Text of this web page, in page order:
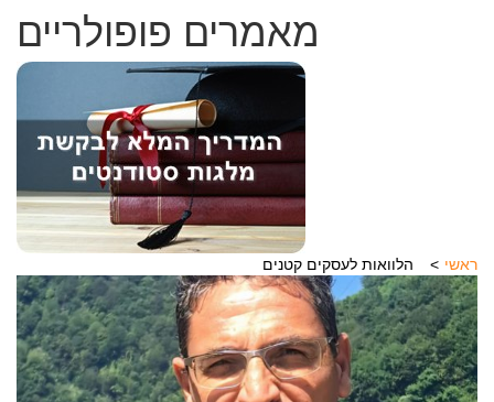
מאמרים פופולריים
ראשי הלוואות לעסקים קטנים